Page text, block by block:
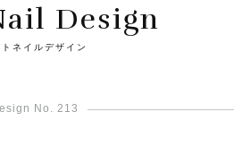
Design
トネイルデザイン
No. 213